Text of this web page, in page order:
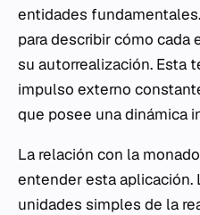
entidades
para describir cómo
su autorrealización. Esta
impulso externo
que posee una dinámica
La relación con la
entender esta aplicación.
unidades simples de la